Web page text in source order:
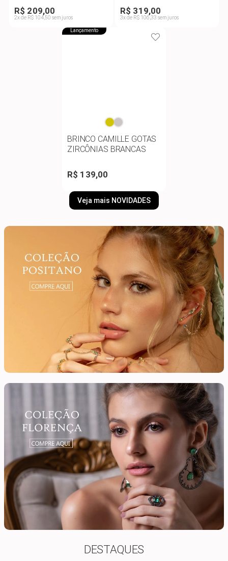
E ZIRCÔNIAS
R$ 209,00
2x de R$ 104,50 sem juros
ZIRCÔNIASE ZIRCÔNIAS
R$ 319,00
3x de R$ 106,33 sem juros
Lançamento
BRINCO CAMILLE GOTAS
ZIRCÔNIAS BRANCAS
R$ 139,00
Veja mais NOVIDADES
DESTAQUES